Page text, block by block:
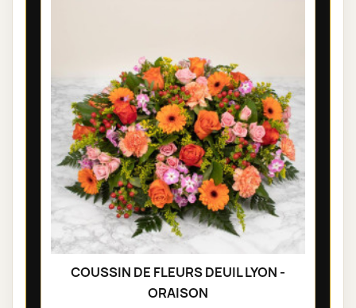
COUSSIN DE FLEURS DEUIL LYON -
ORAISON